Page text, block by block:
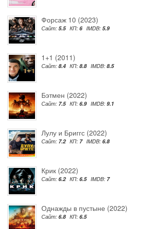
Форсаж 10 (2023)
Сайт: 5.5 КП: 6 IMDB: 5.9
1+1 (2011)
Сайт: 8.4 КП: 8.8 IMDB: 8.5
Бэтмен (2022)
Сайт: 7.5 КП: 6.9 IMDB: 9.1
Лулу и Бриггс (2022)
Сайт: 7.2 КП: 7 IMDB: 6.8
Крик (2022)
Сайт: 6.2 КП: 6.5 IMDB: 7
Однажды в пустыне (2022)
Сайт: 6.8 КП: 6.5